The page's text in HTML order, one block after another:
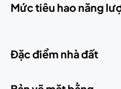
Mức tiêu hao năng
Đặc điểm nhà đất